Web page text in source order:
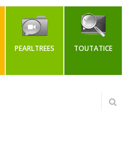
PEARLTREES TOUTATICE